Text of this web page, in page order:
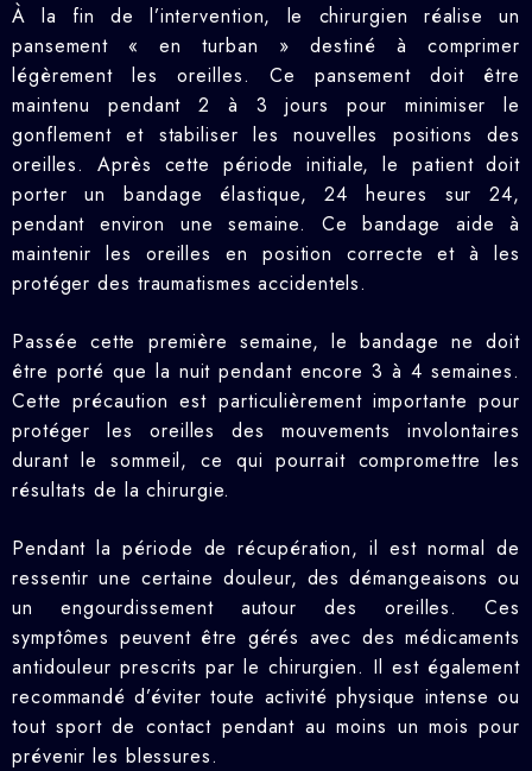
À la fin de l’intervention, le chirurgien réalise un
pansement « en turban » destiné à comprimer
légèrement les oreilles. Ce pansement doit être
maintenu pendant 2 à 3 jours pour minimiser le
gonflement et stabiliser les nouvelles positions des
oreilles. Après cette période initiale, le patient doit
porter un bandage élastique, 24 heures sur 24,
pendant environ une semaine. Ce bandage aide à
maintenir les oreilles en position correcte et à les
protéger des traumatismes accidentels.
Passée cette première semaine, le bandage ne doit
être porté que la nuit pendant encore 3 à 4 semaines.
Cette précaution est particulièrement importante pour
protéger les oreilles des mouvements involontaires
durant le sommeil, ce qui pourrait compromettre les
résultats de la chirurgie.
Pendant la période de récupération, il est normal de
ressentir une certaine douleur, des démangeaisons ou
un engourdissement autour des oreilles. Ces
symptômes peuvent être gérés avec des médicaments
antidouleur prescrits par le chirurgien. Il est également
recommandé d’éviter toute activité physique intense ou
tout sport de contact pendant au moins un mois pour
prévenir les blessures.